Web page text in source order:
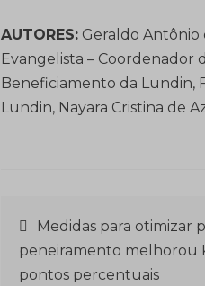
AUTORES: Geraldo Antônio
Evangelista – Coordenador
Beneficiamento da Lundin,
Lundin, Nayara Cristina de
Navegação
de
Medidas para otimizar
peneiramento melhorou
pontos percentuais